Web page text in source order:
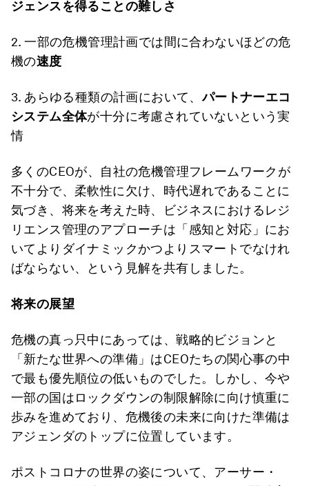
ジェンスを得ることの難しさ
2. 一部の危機管理計画では間に合わないほどの危
機の速度
3. あらゆる種類の計画において、パートナーエコ
システム全体が十分に考慮されていないという実
情
多くのCEOが、自社の危機管理フレームワークが
不十分で、柔軟性に欠け、時代遅れであることに
気づき、将来を考えた時、ビジネスにおけるレジ
リエンス管理のアプローチは「感知と対応」にお
いてよりダイナミックかつよりスマートでなけれ
ばならない、という見解を共有しました。
将来の展望
危機の真っ只中にあっては、戦略的ビジョンと
「新たな世界への準備」はCEOたちの関心事の中
で最も優先順位の低いものでした。しかし、今や
一部の国はロックダウンの制限解除に向け慎重に
歩みを進めており、危機後の未来に向けた準備は
アジェンダのトップに位置しています。
ポストコロナの世界の姿について、アーサー・